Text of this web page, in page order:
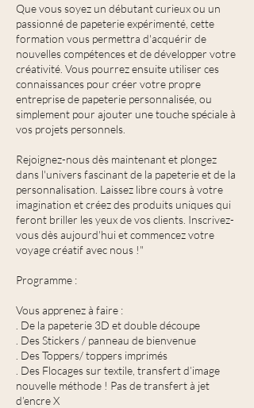
Que vous soyez un débutant curieux ou un
passionné de papeterie expérimenté, cette
formation vous permettra d'acquérir de
nouvelles compétences et de développer votre
créativité. Vous pourrez ensuite utiliser ces
connaissances pour créer votre propre
entreprise de papeterie personnalisée, ou
simplement pour ajouter une touche spéciale à
vos projets personnels.
Rejoignez-nous dès maintenant et plongez
dans l'univers fascinant de la papeterie et de la
personnalisation. Laissez libre cours à votre
imagination et créez des produits uniques qui
feront briller les yeux de vos clients. Inscrivez-
vous dès aujourd'hui et commencez votre
voyage créatif avec nous !"
Programme :
Vous apprenez à faire :
. De la papeterie 3D et double découpe
. Des Stickers / panneau de bienvenue
. Des Toppers/ toppers imprimés
. Des Flocages sur textile, transfert d’image
nouvelle méthode ! Pas de transfert à jet
d’encre X